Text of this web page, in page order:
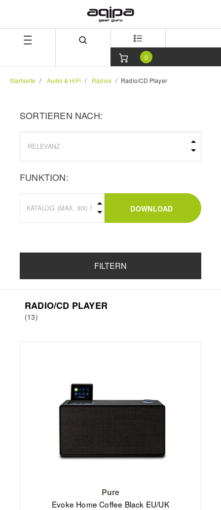
0
Startseite Audio & HiFi Radios Radio/CD Player
SORTIEREN NACH:
FUNKTION:
DOWNLOAD
FILTERN
RADIO/CD PLAYER
(13)
Pure
Evoke Home Coffee Black EU/UK